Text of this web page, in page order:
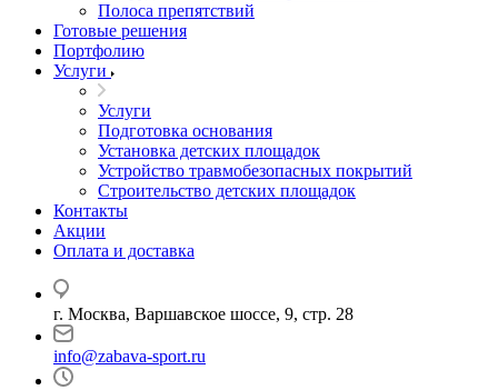
Полоса препятствий
Готовые решения
Портфолию
Услуги
Услуги
Подготовка основания
Установка детских площадок
Устройство травмобезопасных покрытий
Строительство детских площадок
Контакты
Акции
Оплата и доставка
г. Москва, Варшавское шоссе, 9, стр. 28
info@zabava-sport.ru